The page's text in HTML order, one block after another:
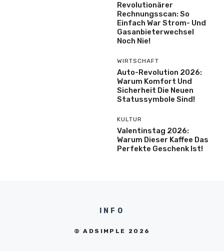
Revolutionärer
Rechnungsscan: So
Einfach War Strom- Und
Gasanbieterwechsel
Noch Nie!
WIRTSCHAFT
Auto-Revolution 2026:
Warum Komfort Und
Sicherheit Die Neuen
Statussymbole Sind!
KULTUR
Valentinstag 2026:
Warum Dieser Kaffee Das
Perfekte Geschenk Ist!
INFO
© ADSIMPLE 2026